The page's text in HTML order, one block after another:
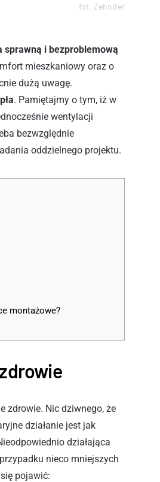
fot. Zehnder
sprawną i bezproblemową
mieszkaniowy oraz o
dużą uwagę.
. Pamiętajmy o tym, iż w
wentylacji
bezwzględnie
oddzielnego projektu.
montażowe?
zdrowie. Nic dziwnego, że
działanie jest jak
działająca
nieco mniejszych
pojawić: